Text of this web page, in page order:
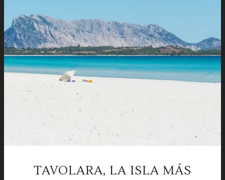
TAVOLARA, LA ISLA MÁS